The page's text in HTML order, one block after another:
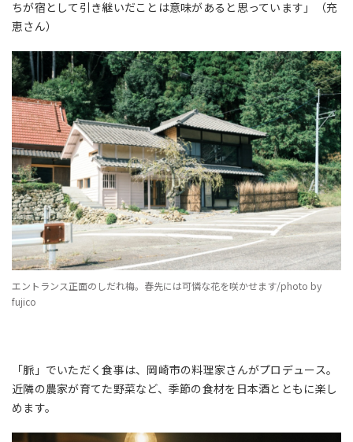
ちが宿として引き継いだことは意味があると思っています」（充
恵さん）
エントランス正面のしだれ梅。春先には可憐な花を咲かせます/photo by
fujico
「脈」でいただく食事は、岡崎市の料理家さんがプロデュース。
近隣の農家が育てた野菜など、季節の食材を日本酒とともに楽し
めます。